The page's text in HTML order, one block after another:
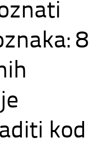
8
kod